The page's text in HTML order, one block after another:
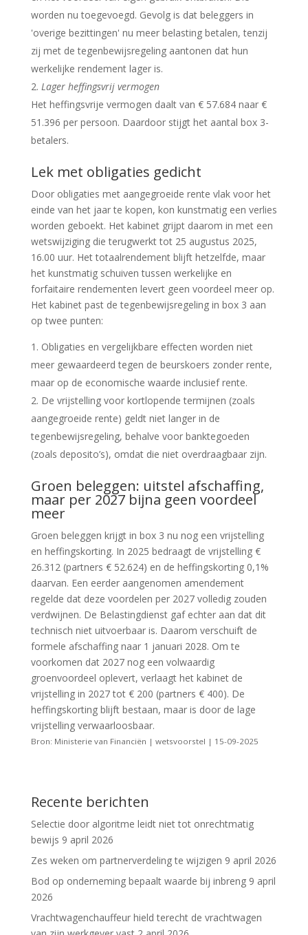
worden nu toegevoegd. Gevolg is dat beleggers in
'overige bezittingen' nu meer belasting betalen, tenzij
zij met de tegenbewijsregeling aantonen dat hun
werkelijke rendement lager is.
Lager heffingsvrij vermogen
Het heffingsvrije vermogen daalt van € 57.684 naar €
51.396 per persoon. Daardoor stijgt het aantal box 3-
betalers.
Lek met obligaties gedicht
Door obligaties met aangegroeide rente vlak voor het
einde van het jaar te kopen, kon kunstmatig een verlies
worden geboekt. Het kabinet grijpt daarom in met een
wetswijziging die terugwerkt tot 25 augustus 2025,
16.00 uur. Het totaalrendement blijft hetzelfde, maar
het kunstmatig schuiven tussen werkelijke en
forfaitaire rendementen levert geen voordeel meer op.
Het kabinet past de tegenbewijsregeling in box 3 aan
op twee punten:
Obligaties en vergelijkbare effecten worden niet
meer gewaardeerd tegen de beurskoers zonder rente,
maar op de economische waarde inclusief rente.
De vrijstelling voor kortlopende termijnen (zoals
aangegroeide rente) geldt niet langer in de
tegenbewijsregeling, behalve voor banktegoeden
(zoals deposito’s), omdat die niet overdraagbaar zijn.
Groen beleggen: uitstel afschaffing,
maar per 2027 bijna geen voordeel
meer
Groen beleggen krijgt in box 3 nu nog een vrijstelling
en heffingskorting. In 2025 bedraagt de vrijstelling €
26.312 (partners € 52.624) en de heffingskorting 0,1%
daarvan. Een eerder aangenomen amendement
regelde dat deze voordelen per 2027 volledig zouden
verdwijnen. De Belastingdienst gaf echter aan dat dit
technisch niet uitvoerbaar is. Daarom verschuift de
formele afschaffing naar 1 januari 2028. Om te
voorkomen dat 2027 nog een volwaardig
groenvoordeel oplevert, verlaagt het kabinet de
vrijstelling in 2027 tot € 200 (partners € 400). De
heffingskorting blijft bestaan, maar is door de lage
vrijstelling verwaarloosbaar.
Bron: Ministerie van Financiën | wetsvoorstel | 15-09-2025
Recente berichten
Selectie door algoritme leidt niet tot onrechtmatig
bewijs 9 april 2026
Zes weken om partnerverdeling te wijzigen 9 april 2026
Bod op onderneming bepaalt waarde bij inbreng 9 april
2026
Vrachtwagenchauffeur hield terecht de vrachtwagen